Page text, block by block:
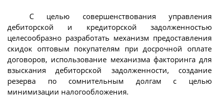
С целью совершенствования управления
дебиторской и кредиторской задолженностью
целесообразно разработать механизм предоставления
скидок оптовым покупателям при досрочной оплате
договоров, использование механизма факторинга для
взыскания дебиторской задолженности, создание
резерва по сомнительным долгам с целью
минимизации налогообложения.